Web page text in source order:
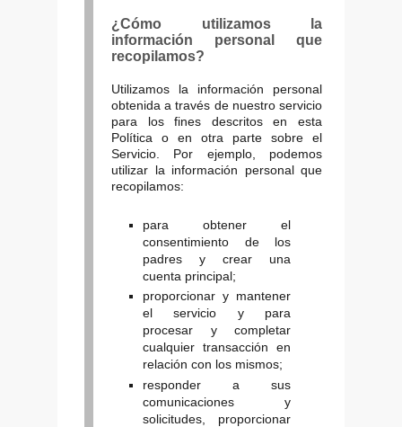
¿Cómo utilizamos la
información personal que
recopilamos?
Utilizamos la información personal
obtenida a través de nuestro servicio
para los fines descritos en esta
Política o en otra parte sobre el
Servicio. Por ejemplo, podemos
utilizar la información personal que
recopilamos:
para obtener el
consentimiento de los
padres y crear una
cuenta principal;
proporcionar y mantener
el servicio y para
procesar y completar
cualquier transacción en
relación con los mismos;
responder a sus
comunicaciones y
solicitudes, proporcionar